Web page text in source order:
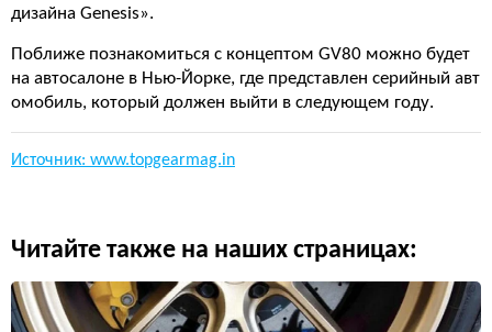
дизайна Genesis».
Поближе познакомиться с концептом GV80 можно будет
на автосалоне в Нью-Йорке, где представлен серийный авт
омобиль, который должен выйти в следующем году.
Источник: www.topgearmag.in
Читайте также на наших страницах: